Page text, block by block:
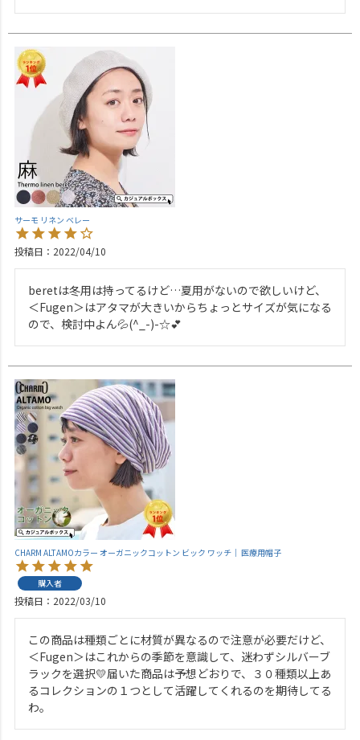
サーモ リネン ベレー
投稿日 2022/04/10
beretは冬用は持ってるけど…夏用がないので欲しいけど、
＜Fugen＞はアタマが大きいからちょっとサイズが気になる
ので、検討中よん💦(^_-)-☆💕
CHARM ALTAMOカラー オーガニックコットン ビック ワッチ｜ 医療用帽子
購入者
投稿日 2022/03/10
この商品は種類ごとに材質が異なるので注意が必要だけど、
＜Fugen＞はこれからの季節を意識して、迷わずシルバーブ
ラックを選択💛届いた商品は予想どおりで、３０種類以上あ
るコレクションの１つとして活躍してくれるのを期待してる
わ。